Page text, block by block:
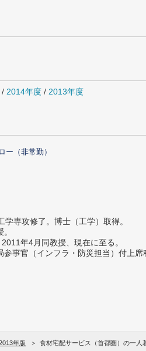
/ 2014年度 / 2013年度
ー（非常勤）
専攻修了。博士（工学）取得。
年4月同教授、現在に至る。
事官（インフラ・防災担当）付上席
年版 食材宅配サービス（首都圏）の一人